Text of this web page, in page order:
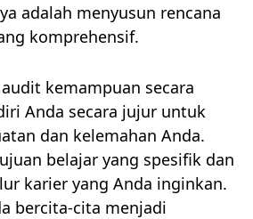
adalah menyusun rencana
komprehensif.
kemampuan secara
Anda secara jujur untuk
dan kelemahan Anda.
belajar yang spesifik dan
karier yang Anda inginkan.
bercita-cita menjadi